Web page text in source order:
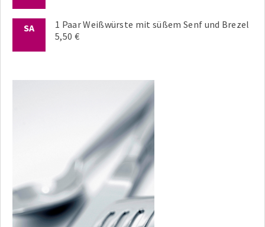
SA
1 Paar Weißwürste mit süßem Senf und Brezel
5,50 €